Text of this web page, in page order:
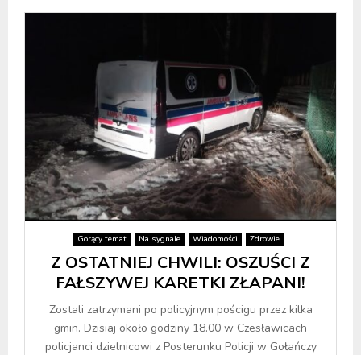
Gorący temat Na sygnale Wiadomości Zdrowie
Z OSTATNIEJ CHWILI: OSZUŚCI Z
FAŁSZYWEJ KARETKI ZŁAPANI!
Zostali zatrzymani po policyjnym pościgu przez kilka
gmin. Dzisiaj około godziny 18.00 w Czesławicach
policjanci dzielnicowi z Posterunku Policji w Gołańczy